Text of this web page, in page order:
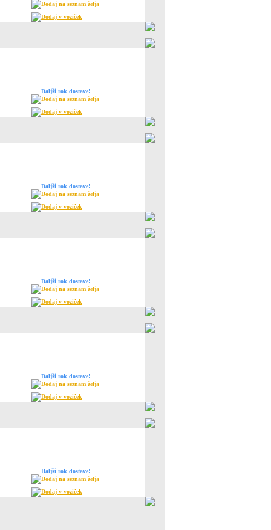
Dodaj na seznam želja
Dodaj v voziček
Daljši rok dostave!
Dodaj na seznam želja
Dodaj v voziček
Daljši rok dostave!
Dodaj na seznam želja
Dodaj v voziček
Daljši rok dostave!
Dodaj na seznam želja
Dodaj v voziček
Daljši rok dostave!
Dodaj na seznam želja
Dodaj v voziček
Daljši rok dostave!
Dodaj na seznam želja
Dodaj v voziček